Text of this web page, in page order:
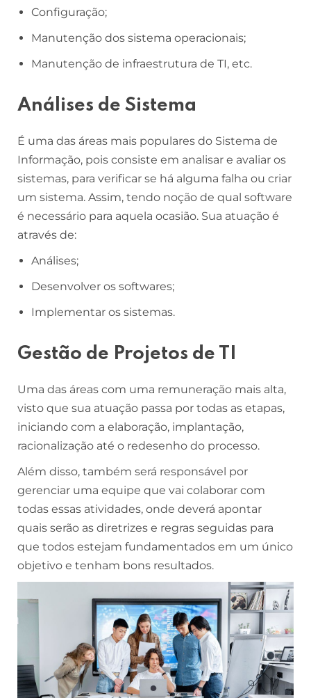
Configuração;
Manutenção dos sistema operacionais;
Manutenção de infraestrutura de TI, etc.
Análises de Sistema
É uma das áreas mais populares do Sistema de
Informação, pois consiste em analisar e avaliar os
sistemas, para verificar se há alguma falha ou criar
um sistema. Assim, tendo noção de qual software
é necessário para aquela ocasião. Sua atuação é
através de:
Análises;
Desenvolver os softwares;
Implementar os sistemas.
Gestão de Projetos de TI
Uma das áreas com uma remuneração mais alta,
visto que sua atuação passa por todas as etapas,
iniciando com a elaboração, implantação,
racionalização até o redesenho do processo.
Além disso, também será responsável por
gerenciar uma equipe que vai colaborar com
todas essas atividades, onde deverá apontar
quais serão as diretrizes e regras seguidas para
que todos estejam fundamentados em um único
objetivo e tenham bons resultados.